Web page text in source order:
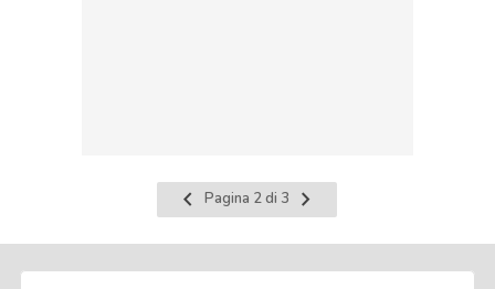
Pagina
precedente
Pagina 2 di 3
Pagina
successiva